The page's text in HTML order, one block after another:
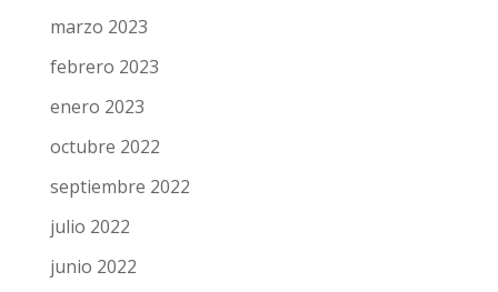
marzo 2023
febrero 2023
enero 2023
octubre 2022
septiembre 2022
julio 2022
junio 2022